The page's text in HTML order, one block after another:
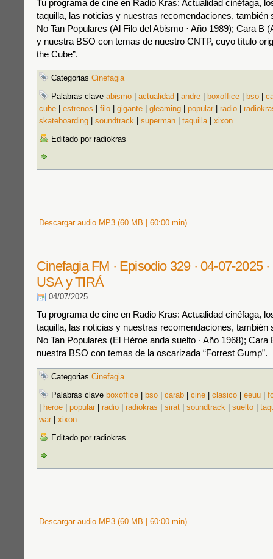
Tu programa de cine en Radio Kras: Actualidad cinéfaga,
taquilla, las noticias y nuestras recomendaciones, también
No Tan Populares (Al Filo del Abismo · Año 1989); Cara B
y nuestra BSO con temas de nuestro CNTP, cuyo título
the Cube”.
Categorias Cinefagia
Palabras clave abismo actualidad andre boxoffice bso
cube
estrenos filo gigante gleaming popular radio
skateboarding
soundtrack superman taquilla| xixon
Editado por radiokras
Descargar audio MP3 (60 MB | 60:00 min)
Cinefagia FM · Episodio 329 · 04-07-2025
USA y TIRÁ
04/07/2025
Tu programa de cine en Radio Kras: Actualidad cinéfaga,
taquilla, las noticias y nuestras recomendaciones, también
No Tan Populares (El Héroe anda suelto · Año 1968);
nuestra BSO con temas de la oscarizada “Forrest Gump”.
Categorias Cinefagia
Palabras clave boxoffice bso carab cine clasico eeuu
heroe popular radio radiokras sirat soundtrack suelto
war
xixon
Editado por radiokras
Descargar audio MP3 (60 MB | 60:00 min)